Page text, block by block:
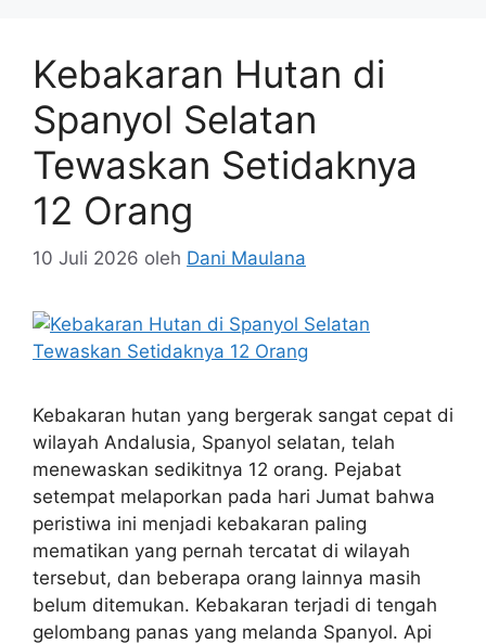
Kebakaran Hutan di
Spanyol Selatan
Tewaskan Setidaknya
12 Orang
10 Juli 2026 oleh Dani Maulana
Kebakaran hutan yang bergerak sangat cepat di
wilayah Andalusia, Spanyol selatan, telah
menewaskan sedikitnya 12 orang. Pejabat
setempat melaporkan pada hari Jumat bahwa
peristiwa ini menjadi kebakaran paling
mematikan yang pernah tercatat di wilayah
tersebut, dan beberapa orang lainnya masih
belum ditemukan. Kebakaran terjadi di tengah
gelombang panas yang melanda Spanyol. Api